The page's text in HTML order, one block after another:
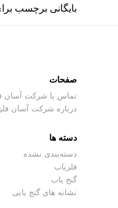
بایگانی برچسب
صفحات
تماس با شرکت آسان
درباره شرکت آسان
دسته ها
دسته‌بندی نشده
فلزیاب
گنج یاب
نشانه های گنج یابی